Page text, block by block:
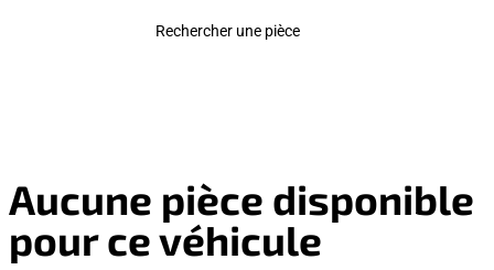
Rechercher une pièce
Aucune pièce disponible
pour ce véhicule